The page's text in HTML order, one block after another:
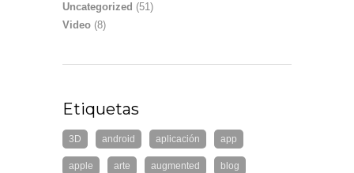
Uncategorized (51)
Video (8)
Etiquetas
3D android aplicación app
apple arte augmented blog